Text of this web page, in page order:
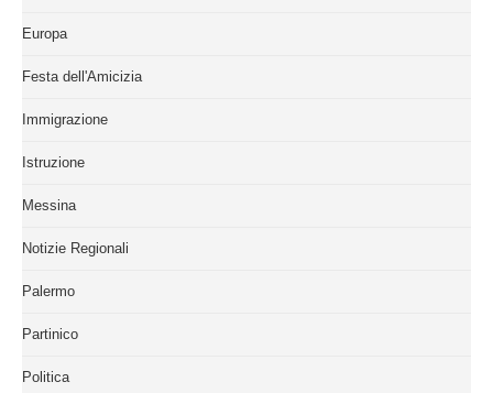
Europa
Festa dell'Amicizia
Immigrazione
Istruzione
Messina
Notizie Regionali
Palermo
Partinico
Politica